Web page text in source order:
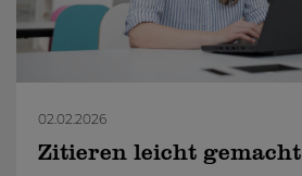
02.02.2026
Zitieren leicht gemacht